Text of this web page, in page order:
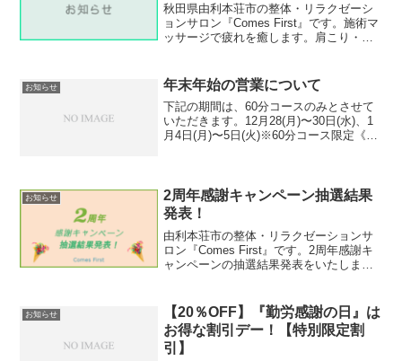
秋田県由利本荘市の整体・リラクゼーシ
ョンサロン『Comes First』です。施術マ
ッサージで疲れを癒します。肩こり・腰
本荘郵便局から徒歩30秒の場所です。ぜ
ひお気軽にご来店ください。
お知らせ 年末年始の営業について
下記の期間は、60分コースのみとさせて
いただきます。12月28(月)〜30日(水)、1
月4日(月)〜5日(火)※60分コース限定《予
お知らせ
2周年感謝キャンペーン抽選結果
発表！
由利本荘市の整体・リラクゼーションサ
ロン『Comes First』です。2周年感謝キ
ャンペーンの抽選結果発表をいたしま
悩みはありませんか？当店はスポーツ整
体をメインにお客様の疲れを癒す施術を
いたします。お気軽にお越しください。
お知らせ
【20％OFF】『勤労感謝の日』は
お得な割引デー！【特別限定割
引】